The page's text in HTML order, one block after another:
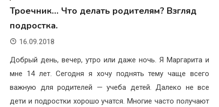
Троечник… Что делать родителям? Взгляд
подростка.
16.09.2018
Добрый день, вечер, утро или даже ночь. Я Маргарита и
мне 14 лет. Сегодня я хочу поднять тему чаще всего
важную для родителей — учеба детей. Далеко не все
дети и подростки хорошо учатся. Многие часто получают